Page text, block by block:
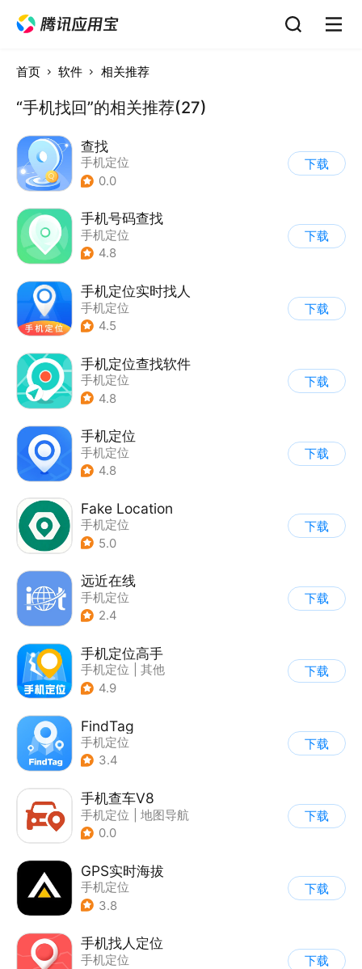
首页 软件 相关推荐
“手机找回”的相关推荐(27)
查找
手机定位
0.0
下载
手机号码查找
手机定位
4.8
下载
手机定位实时找人
手机定位
4.5
下载
手机定位查找软件
手机定位
4.8
下载
手机定位
手机定位
4.8
下载
Fake Location
手机定位
5.0
下载
远近在线
手机定位
2.4
下载
手机定位高手
手机定位
其他
4.9
下载
FindTag
手机定位
3.4
下载
手机查车V8
手机定位
地图导航
0.0
下载
GPS实时海拔
手机定位
3.8
下载
手机找人定位
手机定位
下载